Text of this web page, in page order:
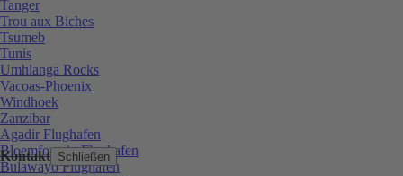
Kontakt Schließen
Tanger
Trou aux Biches
Tsumeb
Tunis
Umhlanga Rocks
Vacoas-Phoenix
Windhoek
Zanzibar
Agadir Flughafen
Bloemfontein Flughafen
Bulawayo Flughafen